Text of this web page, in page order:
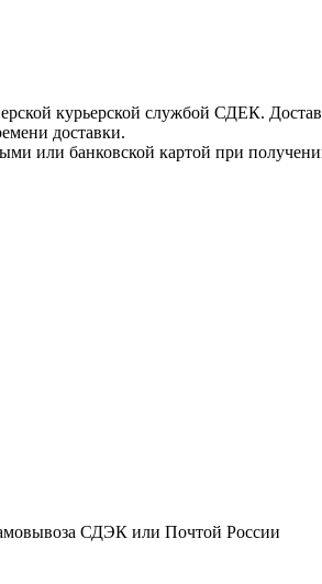
курьерской службой СДЕК.
доставки.
или банковской картой при
СДЭК или Почтой России